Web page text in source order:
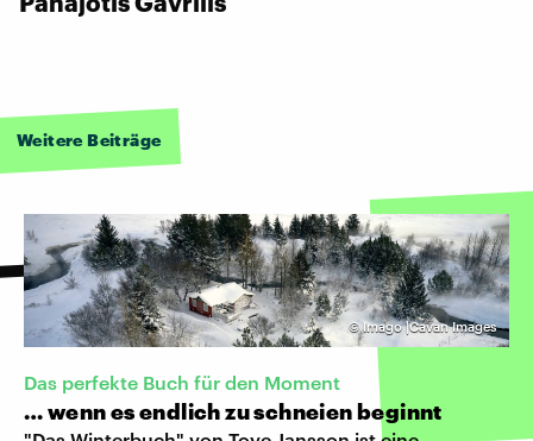
Weitere Beiträge
©Imago |Cavan Images
Das perfekte Buch für den Moment
… wenn es endlich zu schneien beginnt